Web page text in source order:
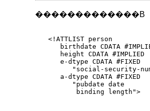
�������������B
<!ATTLIST person
birthdate CDATA
   height CDATA #IMPLIED
   e-dtype CDATA #FIXED
"social-security-
   a-dtype CDATA #FIXED
      "pubdate date
       binding length">